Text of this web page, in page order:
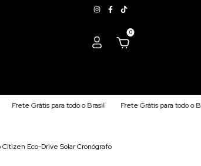
0
para todo o Brasil Frete Grátis para todo o Brasil Frete
Citizen Eco-Drive Solar Cronógrafo